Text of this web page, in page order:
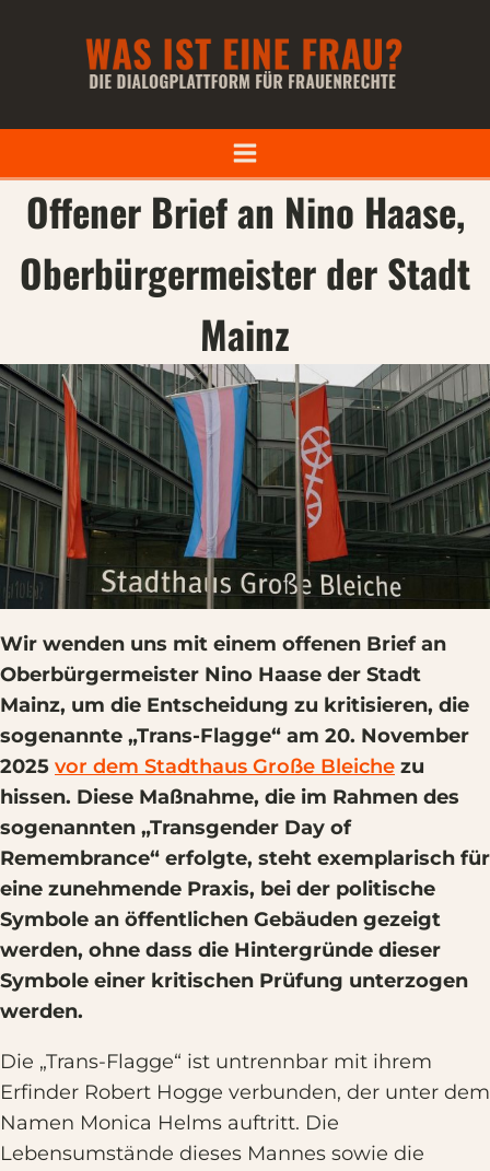
Offener Brief an Nino Haase,
Oberbürgermeister der Stadt
Mainz
Wir wenden uns mit einem offenen Brief an
Oberbürgermeister Nino Haase der Stadt
Mainz, um die Entscheidung zu kritisieren, die
sogenannte „Trans-Flagge“ am 20. November
2025 vor dem Stadthaus Große Bleiche zu
hissen. Diese Maßnahme, die im Rahmen des
sogenannten „Transgender Day of
Remembrance“ erfolgte, steht exemplarisch für
eine zunehmende Praxis, bei der politische
Symbole an öffentlichen Gebäuden gezeigt
werden, ohne dass die Hintergründe dieser
Symbole einer kritischen Prüfung unterzogen
werden.
Die „Trans-Flagge“ ist untrennbar mit ihrem
Erfinder Robert Hogge verbunden, der unter dem
Namen Monica Helms auftritt. Die
Lebensumstände dieses Mannes sowie die